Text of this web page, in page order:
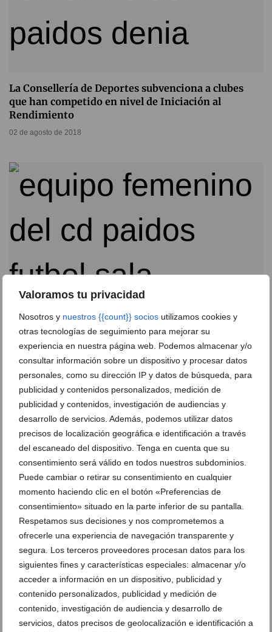
Valoramos tu privacidad
Nosotros y nuestros {{count}} socios utilizamos cookies y
otras tecnologías de seguimiento para mejorar su
experiencia en nuestra página web. Podemos almacenar y/o
consultar información sobre un dispositivo y procesar datos
personales, como su dirección IP y datos de búsqueda, para
publicidad y contenidos personalizados, medición de
publicidad y contenidos, investigación de audiencias y
desarrollo de servicios. Además, podemos utilizar datos
precisos de localización geográfica e identificación a través
del escaneado del dispositivo. Tenga en cuenta que su
consentimiento será válido en todos nuestros subdominios.
Puede cambiar o retirar su consentimiento en cualquier
momento haciendo clic en el botón «Preferencias de
consentimiento» situado en la parte inferior de su pantalla.
Respetamos sus decisiones y nos comprometemos a
ofrecerle una experiencia de navegación transparente y
segura. Los terceros proveedores procesan datos para los
siguientes fines y características especiales: almacenar y/o
acceder a información en un dispositivo, publicidad y
contenido personalizados, publicidad y medición de
contenido, investigación de audiencia y desarrollo de
servicios, datos precisos de geolocalización e identificación a
La Consellería de Deportes subvenciona a clubes
que han competido en nivel de Iniciación al
Rendimiento
02 de agosto de 2018
Las chicas del Paidos revalidaron el título de
campeonas de la Liga Femenina Acydma
04 de mayo de 2016
Los equipos del CD Paidos Dénia cierran el 2015 con
victorias
28 de diciembre de 2015